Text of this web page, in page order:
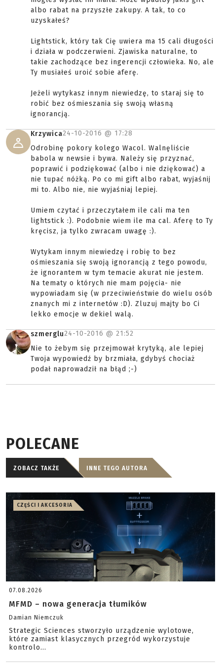
albo rabat na przyszłe zakupy. A tak, to co
uzyskałeś?
Lightstick, który tak Cię uwiera ma 15 cali długości
i działa w podczerwieni. Zjawiska naturalne, to
takie zachodzące bez ingerencji człowieka. No, ale
Ty musiałeś uroić sobie aferę.
Jeżeli wytykasz innym niewiedzę, to staraj się to
robić bez ośmieszania się swoją własną
ignorancją.
Krzywica24-10-2016 @ 17:28
Odrobinę pokory kolego Wacol. Walnęliście
babola w newsie i bywa. Należy się przyznać,
poprawić i podziękować (albo i nie dziękować) a
nie tupać nóżką. Po co mi gift albo rabat, wyjaśnij
mi to. Albo nie, nie wyjaśniaj lepiej.
Umiem czytać i przeczytałem ile cali ma ten
lightstick :). Podobnie wiem ile ma cal. Aferę to Ty
kręcisz, ja tylko zwracam uwagę :).
Wytykam innym niewiedzę i robię to bez
ośmieszania się swoją ignorancją z tego powodu,
że ignorantem w tym temacie akurat nie jestem.
Na tematy o których nie mam pojęcia- nie
wypowiadam się (w przeciwieństwie do wielu osób
znanych mi z internetów :D). Zluzuj majty bo Ci
lekko emocje w dekiel walą.
szmerglu24-10-2016 @ 21:52
Nie to żebym się przejmował krytyką, ale lepiej
Twoja wypowiedź by brzmiała, gdybyś chociaż
podał naprowadził na błąd ;-)
POLECANE
ZOBACZ TAKŻE INNE TEGO AUTORA
CZĘŚCI I AKCESORIA
07.08.2026
MFMD – nowa generacja tłumików
Damian Niemczuk
Strategic Sciences stworzyło urządzenie wylotowe,
które zamiast klasycznych przegród wykorzystuje
kontrolo...